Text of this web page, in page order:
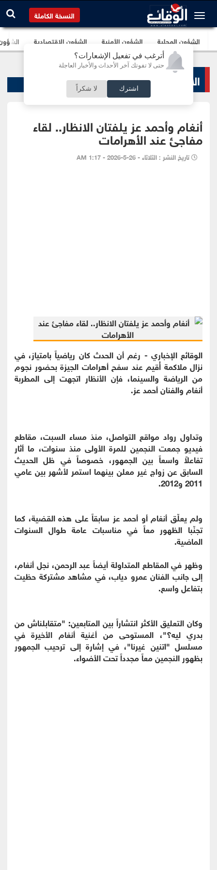
أترغب في تفعيل الإشعارات؟
حتى لا تفوتك آخر الأحداث والأخبار العاجلة
اشترك لا شكراً
النسخة الكاملة
الشؤون المحلية الشؤون الأمنية الشؤون الإقتصادية
الاخبار الفنية
أنغام وأحمد عز يلفتان الانظار.. لقاء
مفاجئ عند الأهرامات
تاريخ النشر : الثلاثاء - 26-5-2026 - 1:17 AM
الوقائع الإخباري - رغم أن الحدث كان رياضياً بامتياز، في
نزال ملاكمة أُقيم عند سفح أهرامات الجيزة بحضور نجوم
من الرياضة والسينما، فإن الأنظار اتجهت إلى المطربة
أنغام والفنان أحمد عز.
وتداول رواد مواقع التواصل، منذ مساء السبت، مقاطع
فيديو جمعت النجمين للمرة الأولى منذ سنوات، ما أثار
تفاعلاً واسعاً بين الجمهور، خصوصاً في ظل الحديث
السابق عن زواج غير معلن بينهما استمر لأشهر بين عامي
2011 و2012.
ولم يعلّق أنغام أو أحمد عز سابقاً على هذه القضية، كما
تجنّبا الظهور معاً في مناسبات عامة طوال السنوات
الماضية.
وظهر في المقاطع المتداولة أيضاً عبد الرحمن، نجل أنغام،
إلى جانب الفنان عمرو دياب، في مشاهد مشتركة حظيت
بتفاعل واسع.
وكان التعليق الأكثر انتشاراً بين المتابعين: "متقابلناش من
بدري ليه؟"، المستوحى من أغنية أنغام الأخيرة في
مسلسل "اتنين غيرنا"، في إشارة إلى ترحيب الجمهور
بظهور النجمين معاً مجدداً تحت الأضواء.